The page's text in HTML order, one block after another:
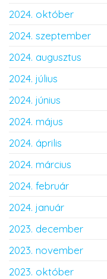
2024. október
2024. szeptember
2024. augusztus
2024. július
2024. június
2024. május
2024. április
2024. március
2024. február
2024. január
2023. december
2023. november
2023. október